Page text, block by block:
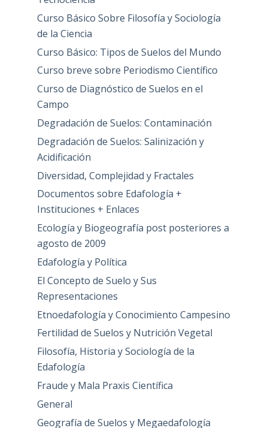
Curso Básico Sobre Filosofía y Sociología
de la Ciencia
Curso Básico: Tipos de Suelos del Mundo
Curso breve sobre Periodismo Científico
Curso de Diagnóstico de Suelos en el
Campo
Degradación de Suelos: Contaminación
Degradación de Suelos: Salinización y
Acidificación
Diversidad, Complejidad y Fractales
Documentos sobre Edafología +
Instituciones + Enlaces
Ecología y Biogeografía post posteriores a
agosto de 2009
Edafología y Política
El Concepto de Suelo y Sus
Representaciones
Etnoedafología y Conocimiento Campesino
Fertilidad de Suelos y Nutrición Vegetal
Filosofía, Historia y Sociología de la
Edafología
Fraude y Mala Praxis Científica
General
Geografía de Suelos y Megaedafología